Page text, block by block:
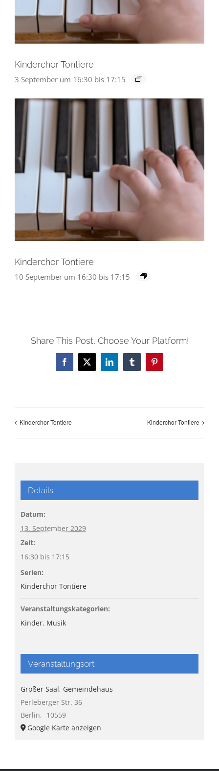
Kinderchor Tontiere
3 September um 16:30 bis 17:15
Kinderchor Tontiere
10 September um 16:30 bis 17:15
Share This Post, Choose Your Platform!
Facebook
X LinkedInTumblrPinterest
Kinderchor Tontiere Kinderchor Tontiere
Details
Datum:
13. September 2029
Zeit:
16:30 bis 17:15
Serien:
Kinderchor Tontiere
Veranstaltungskategorien:
Kinder, Musik
Veranstaltungsort
Großer Saal, Gemeindehaus
Perleberger Str. 36
Berlin, 10559
Google Karte anzeigen